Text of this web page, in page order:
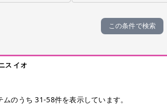
この条件で検索
ス イオ
ムのうち31-58件を表示しています。